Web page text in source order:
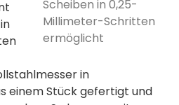
Scheiben in 0,25-
Millimeter-Schritten
ermöglicht
in
einem Stück gefertigt und